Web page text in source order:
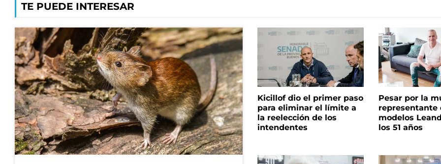
TE PUEDE INTERESAR
Kicillof dio el primer paso
para eliminar el límite a
la reelección de los
intendentes
Pesar por la
representante
modelos
los 51 años